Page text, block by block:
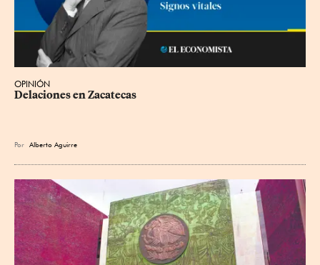
OPINIÓN
Delaciones en Zacatecas
Por Alberto Aguirre